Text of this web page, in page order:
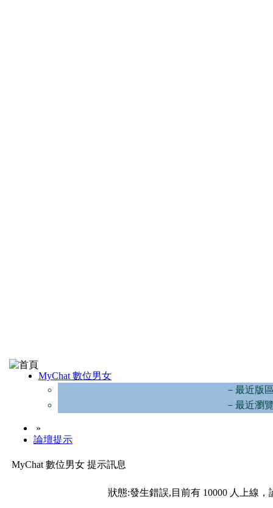
MyChat 數位男女
－最近版
－最近瀏
»
論壇提示
MyChat 數位男女 提示訊息
狀態:發生錯誤,目前有 10000 人上線